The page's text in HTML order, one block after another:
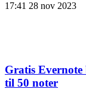
17:41 28 nov 2023
Gratis
til 50 noter